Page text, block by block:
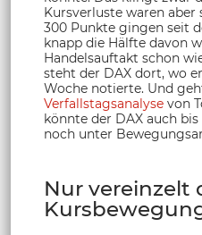
Kursverluste waren
300 Punkte gingen seit
knapp die Hälfte davon
Handelsauftakt schon
steht der DAX dort, wo
Woche notierte. Und
Verfallstagsanalyse von
könnte der DAX auch
noch unter
Nur vereinzelt